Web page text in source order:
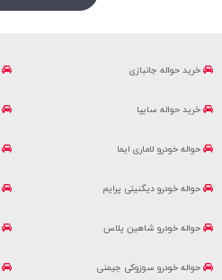
خرید حواله جانبازی
خرید حواله سایپا
حواله خودرو لاماری ایما
حواله خودرو دیگنیتی پرایم
حواله خودرو شاهین پلاس
حواله خودرو سوزوکی جیمنی